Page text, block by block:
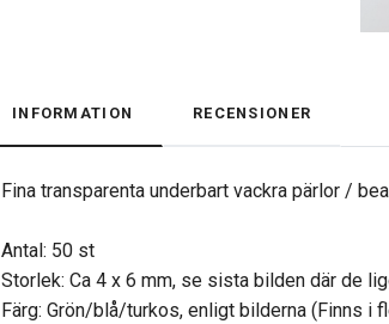
INFORMATION RECENSIONER
Fina transparenta underbart vackra pärlor /
Antal: 50 st
Storlek: Ca 4 x 6 mm, se sista bilden där de
Färg: Grön/blå/turkos, enligt bilderna (Finns i